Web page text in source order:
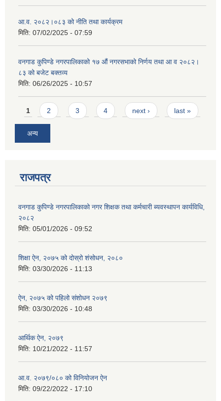
आ.व. २०८२।०८३ को नीति तथा कार्यक्रम
मिति: 07/02/2025 - 07:59
वनगाड कुपिण्डे नगरपालिकाको १७ ‍औं नगरसभाको निर्णय तथा आ व २०८२।
८३ को बजेट बक्तव्य
मिति: 06/26/2025 - 10:57
Pages
1 2 3 4 next › last »
अन्य
राजपत्र
वनगाड कुपिण्डे नगरपालिकाको नगर शिक्षक तथा कर्मचारी ब्यवस्थापन कार्यविधि,
२०८२
मिति: 05/01/2026 - 09:52
शिक्षा ऐन, २०७५ को दोस्रो शंसोधन, २०८०
मिति: 03/30/2026 - 11:13
ऐन, २०७५ को पहिलो संशोधन २०७९
मिति: 03/30/2026 - 10:48
आर्थिक ऐन, २०७९
मिति: 10/21/2022 - 11:57
आ.व. २०७९/०८० को विनियोजन ऐन
मिति: 09/22/2022 - 17:10